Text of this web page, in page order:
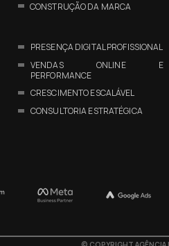
CONSTRUÇÃO DA MARCA
PRESENÇA DIGITAL PROFISSIONAL
VENDAS ONLINE E
PERFORMANCE
CRESCIMENTO ESCALÁVEL
CONSULTORIA ESTRATÉGICA